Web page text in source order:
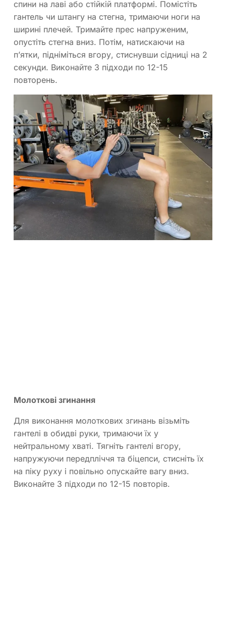
спини на лаві або стійкій платформі. Помістіть
гантель чи штангу на стегна, тримаючи ноги на
ширині плечей. Тримайте прес напруженим,
опустіть стегна вниз. Потім, натискаючи на
п’ятки, підніміться вгору, стиснувши сідниці на 2
секунди. Виконайте 3 підходи по 12-15
повторень.
Молоткові згинання
Для виконання молоткових згинань візьміть
гантелі в обидві руки, тримаючи їх у
нейтральному хваті. Тягніть гантелі вгору,
напружуючи передпліччя та біцепси, стисніть їх
на піку руху і повільно опускайте вагу вниз.
Виконайте 3 підходи по 12-15 повторів.